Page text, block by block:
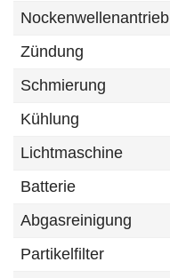
Nockenwellenantrieb
Zündung
Schmierung
Kühlung
Lichtmaschine
Batterie
Abgasreinigung
Partikelfilter